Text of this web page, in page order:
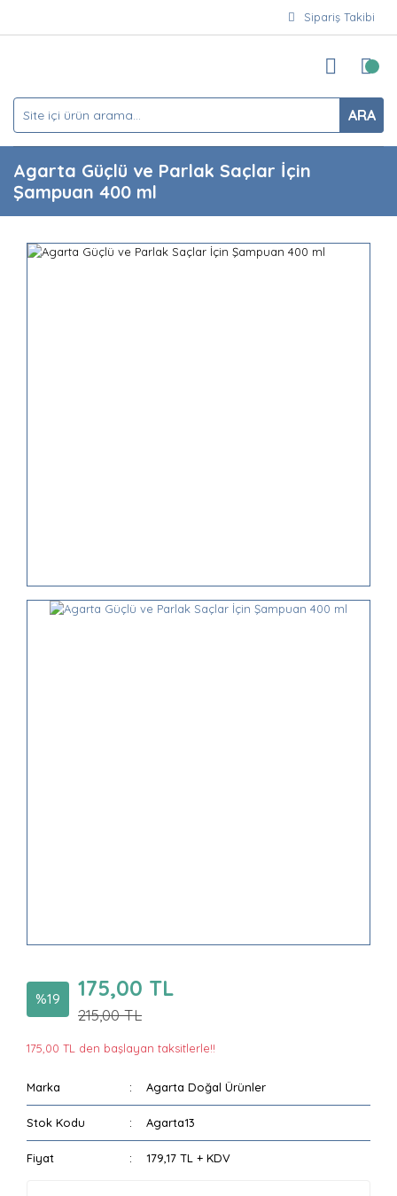
Sipariş Takibi
ARA
Agarta Güçlü ve Parlak Saçlar İçin
Şampuan 400 ml
%19 175,00 TL
215,00 TL
175,00 TL den başlayan taksitlerle!!
Marka Agarta Doğal Ürünler
Stok Kodu Agarta13
Fiyat 179,17 TL + KDV